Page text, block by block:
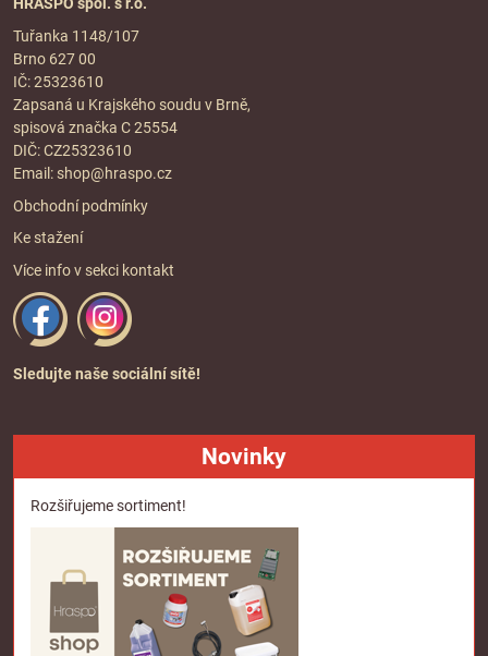
Tuřanka 1148/107
Brno 627 00
IČ: 25323610
Zapsaná u Krajského soudu v Brně,
spisová značka C 25554
DIČ: CZ25323610
Email: shop@hraspo.cz
Obchodní podmínky
Ke stažení
Více info v sekci kontakt
Sledujte naše sociální sítě!
Novinky
Rozšiřujeme sortiment!